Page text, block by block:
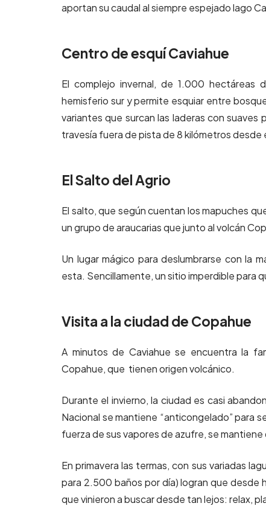
aportan su caudal al siempre espejado lago
Centro de esquí Caviahue
El complejo invernal, de 1.000 hectáreas
hemisferio sur y permite esquiar entre
variantes que surcan las laderas con
travesía fuera de pista de 8 kilómetros
El Salto del Agrio
El salto, que según cuentan los mapuches
un grupo de araucarias que junto al volcán
Un lugar mágico para deslumbrarse con la
esta. Sencillamente, un sitio imperdible para
Visita a la ciudad de Copahue
A minutos de Caviahue se encuentra la
Copahue, que tienen origen volcánico.
Durante el invierno, la ciudad es casi
Nacional se mantiene “anticongelado” para
fuerza de sus vapores de azufre, se
En primavera las termas, con sus variadas
para 2.500 baños por día) logran que desde
que vinieron a buscar desde tan lejos: relax,